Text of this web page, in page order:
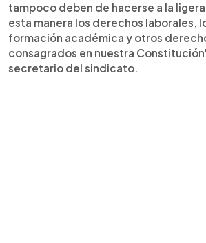
tampoco deben de hacerse a la
esta manera los derechos laborales,
formación académica y otros
consagrados en nuestra
secretario del sindicato.